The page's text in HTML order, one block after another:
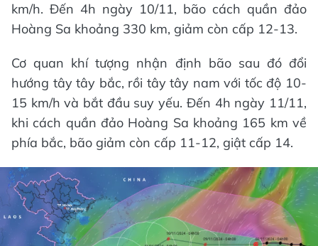
km/h. Đến 4h ngày 10/11, bão cách quần đảo
Hoàng Sa khoảng 330 km, giảm còn cấp 12-13.
Cơ quan khí tượng nhận định bão sau đó đổi
hướng tây tây bắc, rồi tây tây nam với tốc độ 10-
15 km/h và bắt đầu suy yếu. Đến 4h ngày 11/11,
khi cách quần đảo Hoàng Sa khoảng 165 km về
phía bắc, bão giảm còn cấp 11-12, giật cấp 14.